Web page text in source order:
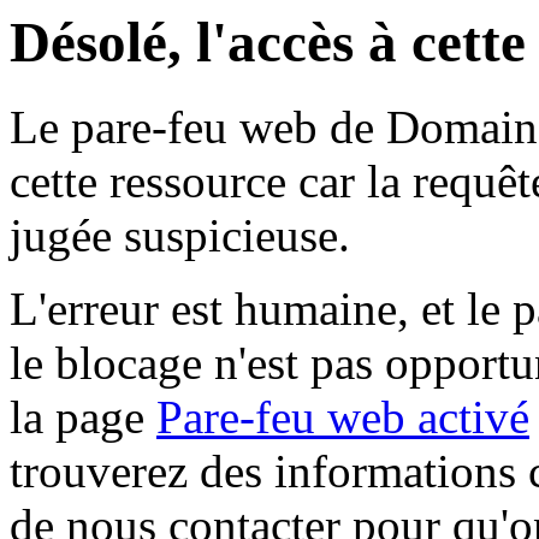
Désolé, l'accès à
Le pare-feu web de
cette ressource car la
jugée suspicieuse.
L'erreur est humaine, et le
le blocage n'est pas
la page Pare-feu web activé
trouverez des informations
de nous contacter pour